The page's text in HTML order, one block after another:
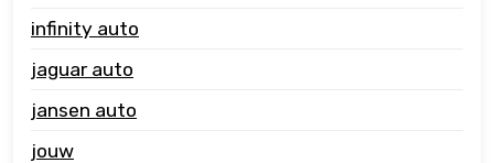
infinity auto
jaguar auto
jansen auto
jouw